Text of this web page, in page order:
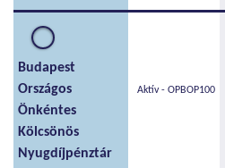
Budapest
Országos
Önkéntes
Kölcsönös
Nyugdíjpénztár
Aktív - OPBOP100